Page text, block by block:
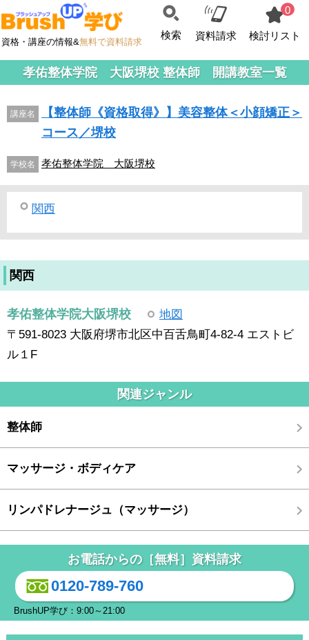
資格・講座の情報&無料で資料請求
検索 資料請求
0
検討リスト
孝佑整体学院 大阪堺校 整体師 開講教室一覧
講座名
【整体師《資格取得》】美容整体＜小顔矯正＞
コース／堺校
学校名 孝佑整体学院 大阪堺校
関西
関西
孝佑整体学院大阪堺校
地図
〒591-8023 大阪府堺市北区中百舌鳥町4-82-4 エストビ
ル１F
関連ジャンル
整体師
マッサージ・ボディケア
リンパドレナージュ（マッサージ）
お電話からの［無料］資料請求
0120-789-760
BrushUP学び：9:00～21:00